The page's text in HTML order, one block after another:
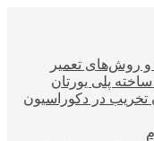
پلی یورتان
در دکوراسیون